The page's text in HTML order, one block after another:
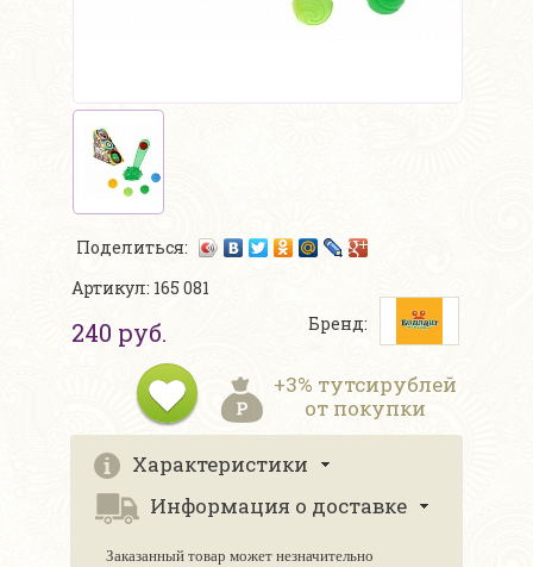
Поделиться:
Артикул: 165 081
240 руб. Бренд:
+3% тутсирублей
от покупки
Характеристики
Информация о доставке
Заказанный товар может незначительно